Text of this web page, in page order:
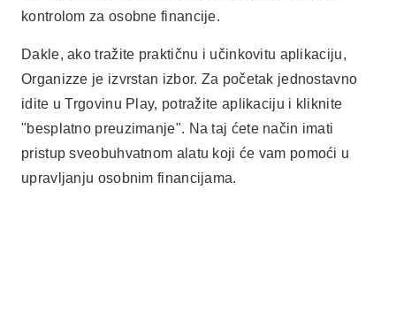
kontrolom za osobne financije.
Dakle, ako tražite praktičnu i učinkovitu aplikaciju,
Organizze je izvrstan izbor. Za početak jednostavno
idite u Trgovinu Play, potražite aplikaciju i kliknite
"besplatno preuzimanje". Na taj ćete način imati
pristup sveobuhvatnom alatu koji će vam pomoći u
upravljanju osobnim financijama.